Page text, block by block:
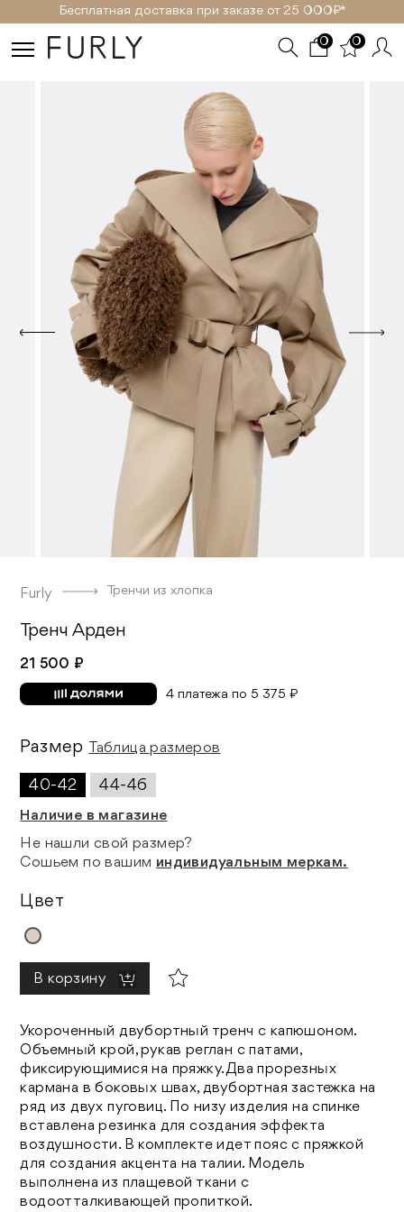
Бесплатная доставка при заказе от 25 000₽ *
0 0
Furly Тренчи из хлопка
Тренч Арден
21 500 ₽
4 платежа по 5 375 ₽
Размер Таблица размеров
40-42 44-46
Наличие в магазине
Не нашли свой размер?
Сошьем по вашим индивидуальным меркам.
Цвет
В корзину
Укороченный двубортный тренч с капюшоном.
Объемный крой, рукав реглан с патами,
фиксирующимися на пряжку. Два прорезных
кармана в боковых швах, двубортная застежка на
ряд из двух пуговиц. По низу изделия на спинке
вставлена резинка для создания эффекта
воздушности. В комплекте идет пояс с пряжкой
для создания акцента на талии. Модель
выполнена из плащевой ткани с
водоотталкивающей пропиткой.